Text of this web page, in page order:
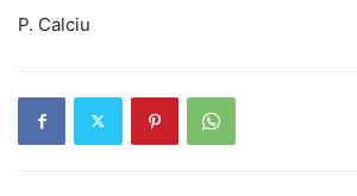
P. Calciu